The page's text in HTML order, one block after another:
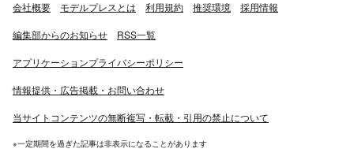
会社概要 モデルプレスとは 利用規約 推奨環境 採用情報
編集部からのお知らせ RSS一覧
アプリケーションプライバシーポリシー
情報提供・広告掲載・お問い合わせ
当サイトコンテンツの無断複写・転載・引用の禁止について
※一定期間を過ぎた記事は非表示になることがあります